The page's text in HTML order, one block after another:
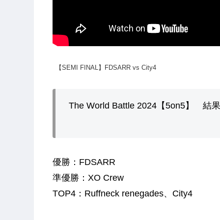
【SEMI FINAL】FDSARR vs City4
The World Battle 2024【5on5】 結果
優勝：FDSARR
準優勝：XO Crew
TOP4：Ruffneck renegades、City4